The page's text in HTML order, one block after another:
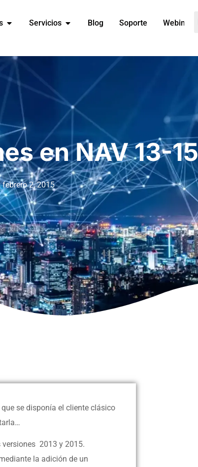
Servicios Blog Soporte Webinars
en NAV 13-15
febrero 2, 2015
se disponía el cliente clásico
versiones 2013 y 2015.
la adición de un